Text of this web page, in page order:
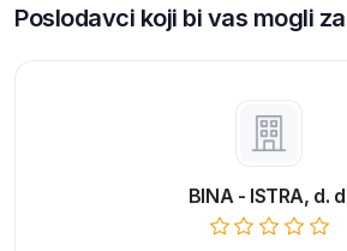
Poslodavci koji bi vas mogli
BINA - ISTRA, d.